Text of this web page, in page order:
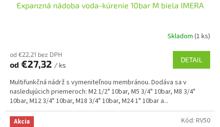
Expanzná nádoba voda-kúrenie 10bar M biela IMERA
Skladom (1 ks)
od €22,21 bez DPH
od €27,32 / ks
DETAIL
Multifunkčná nádrž s vymeniteľnou membránou. Dodáva sa v
nasledujúcich priemeroch: M2 1/2" 10bar, M5 3/4" 10bar, M8 3/4"
10bar, M12 3/4" 10bar, M18 3/4" 10bar, M24 1" 10bar a...
Akcia Kód: RV50